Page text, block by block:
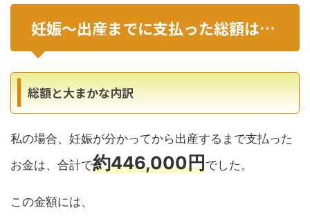
妊娠～出産までに支払った総額は…
総額と大まかな内訳
私の場合、妊娠が分かってから出産するまで支払った
お金は、合計で約446,000円でした。
この金額には、